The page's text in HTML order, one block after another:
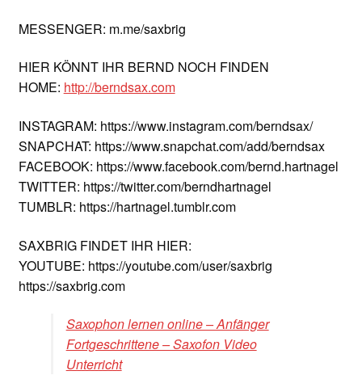
MESSENGER: m.me/saxbrig
HIER KÖNNT IHR BERND NOCH FINDEN
HOME: http://berndsax.com
INSTAGRAM: https://www.instagram.com/berndsax/
SNAPCHAT: https://www.snapchat.com/add/berndsax
FACEBOOK: https://www.facebook.com/bernd.hartnagel
TWITTER: https://twitter.com/berndhartnagel
TUMBLR: https://hartnagel.tumblr.com
SAXBRIG FINDET IHR HIER:
YOUTUBE: https://youtube.com/user/saxbrig
https://saxbrig.com
Saxophon lernen online – Anfänger
Fortgeschrittene – Saxofon Video
Unterricht